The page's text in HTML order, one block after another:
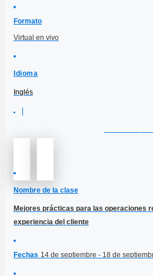
Formato
Virtual en vivo
Idioma
Inglés
Nombre de la clase
Mejores prácticas para las operaciones
experiencia del cliente
Fechas 14 de septiembre - 18 de